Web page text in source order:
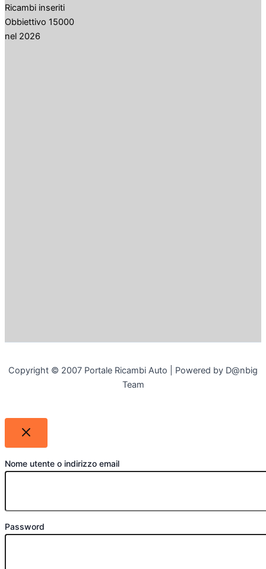
Ricambi inseriti
Obbiettivo 15000
nel 2026
Copyright © 2007 Portale Ricambi Auto | Powered by D@nbig
Team
Nome utente o indirizzo email
Password